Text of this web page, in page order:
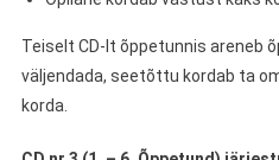
Teiselt CD-lt õppetunnis areneb
väljendada, seetõttu kordab ta
korda.